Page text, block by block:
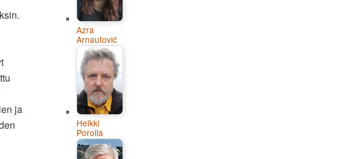
ja
Azra
Arnautović
Heikki
Poroila